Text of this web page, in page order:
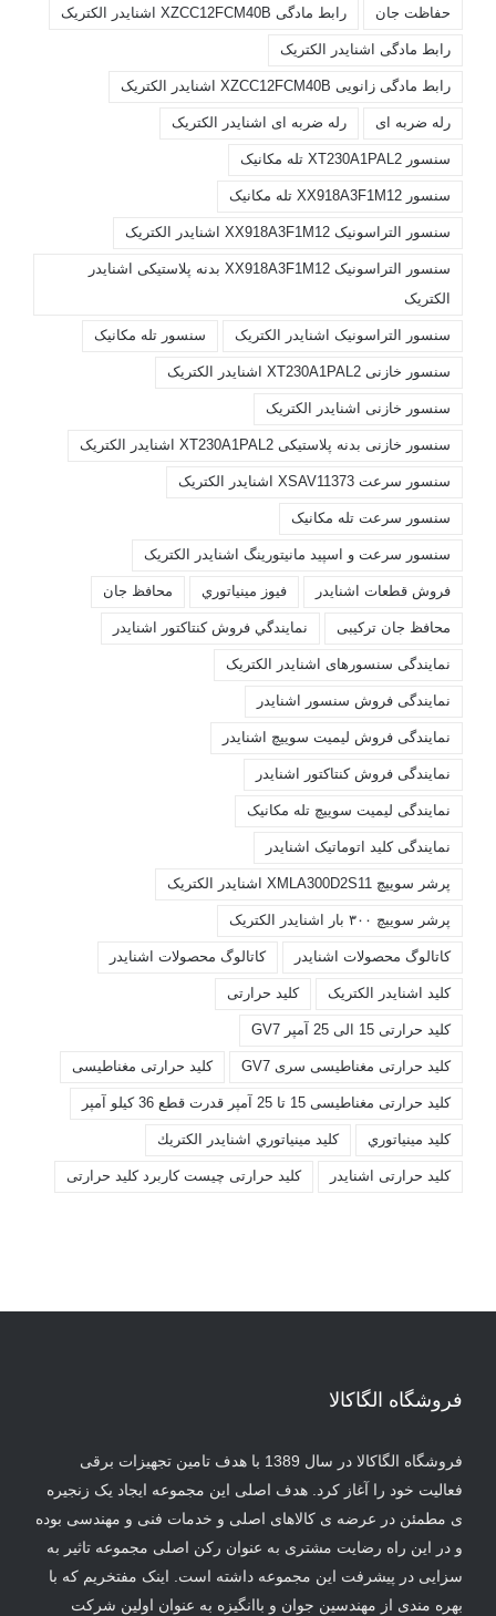
حفاظت جان رابط مادگی XZCC12FCM40B اشنایدر الکتریک
رابط مادگی اشنایدر الکتریک
رابط مادگی زانویی XZCC12FCM40B اشنایدر الکتریک
رله ضربه ای رله ضربه ای اشنایدر الکتریک
سنسور XT230A1PAL2 تله مکانیک
سنسور XX918A3F1M12 تله مکانیک
سنسور التراسونیک XX918A3F1M12 اشنایدر الکتریک
سنسور التراسونیک XX918A3F1M12 بدنه پلاستیکی اشنایدر
الکتریک
سنسور التراسونیک اشنایدر الکتریک سنسور تله مکانیک
سنسور خازنی XT230A1PAL2 اشنایدر الکتریک
سنسور خازنی اشنایدر الکتریک
سنسور خازنی بدنه پلاستیکی XT230A1PAL2 اشنایدر الکتریک
سنسور سرعت XSAV11373 اشنایدر الکتریک
سنسور سرعت تله مکانیک
سنسور سرعت و اسپید مانیتورینگ اشنایدر الکتریک
فروش قطعات اشنايدر فيوز مينياتوري محافظ جان
محافظ جان ترکیبی نمايندگي فروش کنتاکتور اشنايدر
نمایندگی سنسورهای اشنایدر الکتریک
نمایندگی فروش سنسور اشنایدر
نمایندگی فروش لیمیت سوییچ اشنایدر
نمایندگی فروش کنتاکتور اشنایدر
نمایندگی لیمیت سوییچ تله مکانیک
نمایندگی کلید اتوماتیک اشنایدر
پرشر سوییچ XMLA300D2S11 اشنایدر الکتریک
پرشر سوییچ ۳۰۰ بار اشنایدر الکتریک
کاتالوگ محصولات اشنايدر کاتالوگ محصولات اشنایدر
کليد اشنايدر الکتريک کليد حرارتی
کليد حرارتی 15 الی 25 آمپر GV7
کليد حرارتی مغناطيسی سری GV7 کليد حرارتی مغناطیسی
کليد حرارتی مغناطیسی 15 تا 25 آمپر قدرت قطع 36 کیلو آمپر
کليد مينياتوري کليد مينياتوري اشنايدر الكتريك
کلید حرارتی اشنایدر کلید حرارتی چیست کاربرد کلید حرارتی
فروشگاه الگاکالا
فروشگاه الگاکالا در سال 1389 با هدف تامین تجهیزات برقی
فعالیت خود را آغاز کرد. هدف اصلی این مجموعه ایجاد یک زنجیره
ی مطمئن در عرضه ی کالاهای اصلی و خدمات فنی و مهندسی بوده
و در این راه رضایت مشتری به عنوان رکن اصلی مجموعه تاثیر به
سزایی در پیشرفت این مجموعه داشته است. اینک مفتخریم که با
بهره مندی از مهندسین جوان و باانگیزه به عنوان اولین شرکت